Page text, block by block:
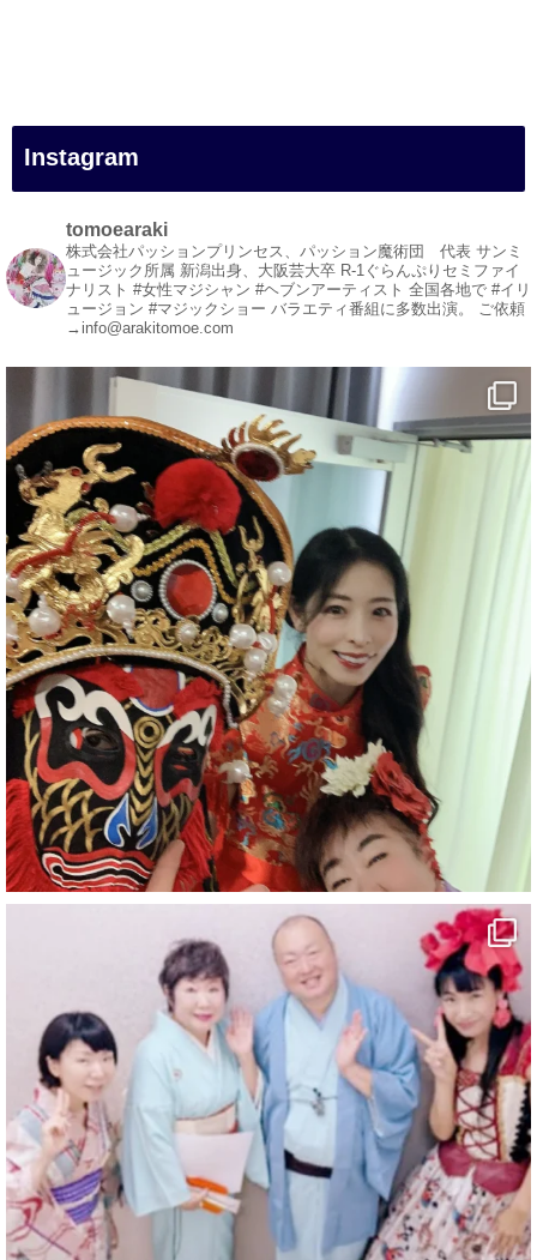
#白浜町
#変面ショー
#イベント
#宴会
#余興
1 5 X
マジシャン派遣 パッションプリンセス【公式】
@comedy_illusion · 5 8月
お疲れ様です
YouTubeを更新しました
https://youtu.be/9Vo2WgtDLME @YouTube
#企業公式がお疲れ様を言い合う
#チャンネル登録おねがいします
#愛媛県
#新居浜市
#幸福駅
#別子銅山
#鉱山観光列車
#四国
#愛媛観光
#旅行
#旅行動画
#一人旅
#観光スポット
#旅行好きと繋がりたい
7 X
マジシャン派遣 パッションプリンセス【公式】
@comedy_illusion · 4 8月
お疲れ様です
ブログ更新しました
Instagram
tomoearaki
株式会社パッションプリンセス、パッション魔術団 代表 サンミ
ュージック所属 新潟出身、大阪芸大卒 R-1ぐらんぷりセミファイ
ナリスト #女性マジシャン #ヘブンアーティスト 全国各地で #イリ
ュージョン #マジックショー バラエティ番組に多数出演。 ご依頼
→info@arakitomoe.com